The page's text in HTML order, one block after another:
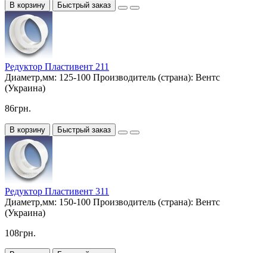
В корзину Быстрый заказ
Редуктор Пластивент 211
Диаметр,мм: 125-100 Производитель (страна): Вентс
(Украина)
86грн.
В корзину Быстрый заказ
Редуктор Пластивент 311
Диаметр,мм: 150-100 Производитель (страна): Вентс
(Украина)
108грн.